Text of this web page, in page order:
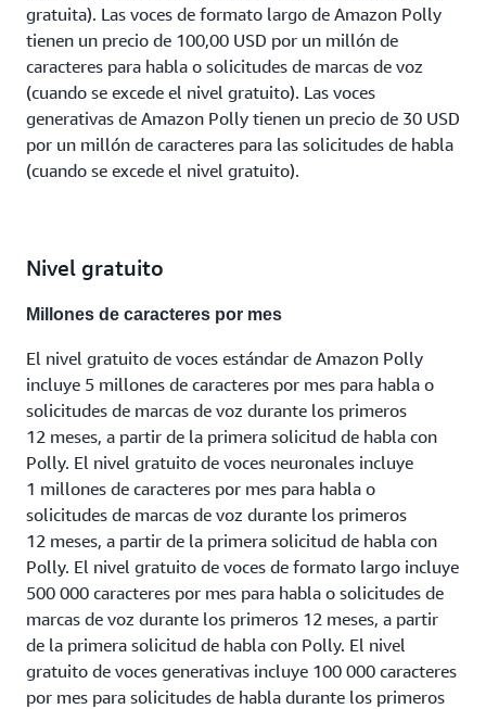
gratuita). Las voces de formato largo de Amazon Polly
tienen un precio de 100,00 USD por un millón de
caracteres para habla o solicitudes de marcas de voz
(cuando se excede el nivel gratuito). Las voces
generativas de Amazon Polly tienen un precio de 30 USD
por un millón de caracteres para las solicitudes de habla
(cuando se excede el nivel gratuito).
Nivel gratuito
Millones de caracteres por mes
El nivel gratuito de voces estándar de Amazon Polly
incluye 5 millones de caracteres por mes para habla o
solicitudes de marcas de voz durante los primeros
12 meses, a partir de la primera solicitud de habla con
Polly. El nivel gratuito de voces neuronales incluye
1 millones de caracteres por mes para habla o
solicitudes de marcas de voz durante los primeros
12 meses, a partir de la primera solicitud de habla con
Polly. El nivel gratuito de voces de formato largo incluye
500 000 caracteres por mes para habla o solicitudes de
marcas de voz durante los primeros 12 meses, a partir
de la primera solicitud de habla con Polly. El nivel
gratuito de voces generativas incluye 100 000 caracteres
por mes para solicitudes de habla durante los primeros